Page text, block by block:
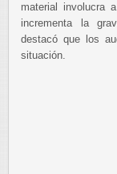
material involucra
incrementa la
destacó que los
situación.